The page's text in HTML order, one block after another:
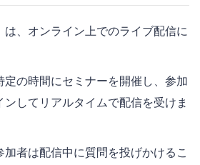
は、オンライン上でのライブ配信に
定の時間にセミナーを開催し、参加
してリアルタイムで配信を受けま
加者は配信中に質問を投げかけるこ